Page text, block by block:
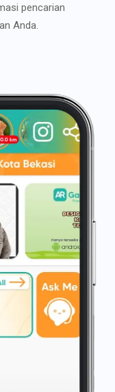
pencarian
Anda.